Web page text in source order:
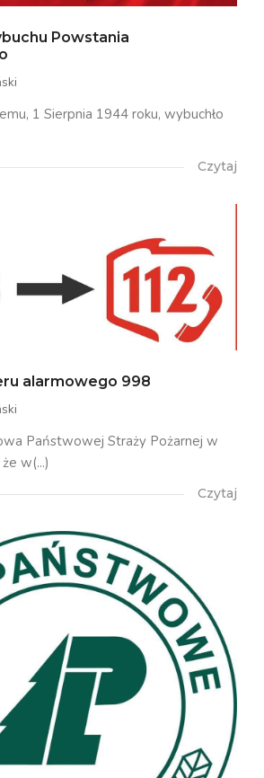
Powstania
1 Sierpnia 1944 roku, wybuchło
Czytaj
alarmowego 998
Państwowej Straży Pożarnej w
w(...)
Czytaj